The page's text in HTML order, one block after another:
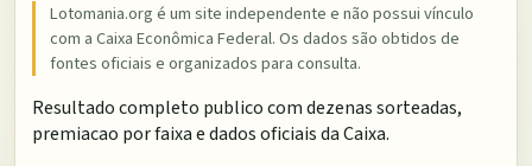
Lotomania.org é um site independente e não possui vínculo
com a Caixa Econômica Federal. Os dados são obtidos de
fontes oficiais e organizados para consulta.
Resultado completo publico com dezenas sorteadas,
premiacao por faixa e dados oficiais da Caixa.